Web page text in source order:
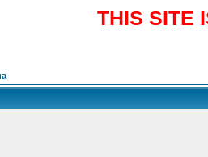
THIS SITE